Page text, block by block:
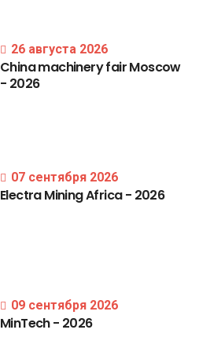
26 августа 2026
ChinamachineryfairMoscow
- 2026
07 сентября 2026
ElectraMiningAfrica- 2026
09 сентября 2026
MinTech- 2026